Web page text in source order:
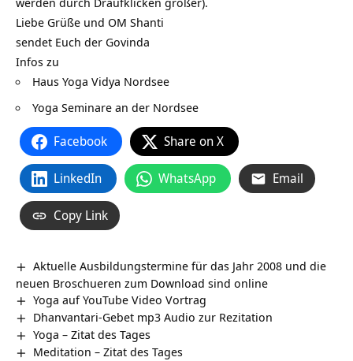
Liebe Grüße und OM Shanti
sendet Euch der Govinda
Infos zu
Haus Yoga Vidya Nordsee
Yoga Seminare an der Nordsee
Facebook Share on X
LinkedIn WhatsApp Email
Copy Link
Aktuelle Ausbildungstermine für das Jahr 2008 und die
neuen Broschueren zum Download sind online
Yoga auf YouTube Video Vortrag
Dhanvantari-Gebet mp3 Audio zur Rezitation
Yoga – Zitat des Tages
Meditation – Zitat des Tages